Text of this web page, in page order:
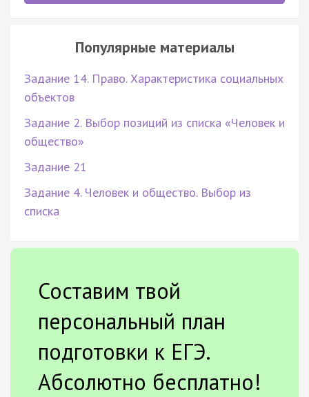
Популярные материалы
Задание 14. Право. Характеристика социальных
объектов
Задание 2. Выбор позиций из списка «Человек и
общество»
Задание 21
Задание 4. Человек и общество. Выбор из
списка
Составим твой
персональный план
подготовки к ЕГЭ.
Абсолютно бесплатно!